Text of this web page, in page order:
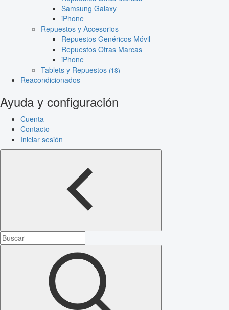
Samsung Galaxy
iPhone
Repuestos y Accesorios
Repuestos Genéricos Móvil
Repuestos Otras Marcas
iPhone
Tablets y Repuestos (18)
Reacondicionados
Ayuda y configuración
Cuenta
Contacto
Iniciar sesión